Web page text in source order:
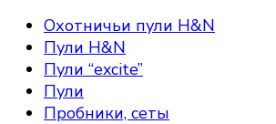
Охотничьи пули H&N
Пули H&N
Пули “excite”
Пули
Пробники, сеты